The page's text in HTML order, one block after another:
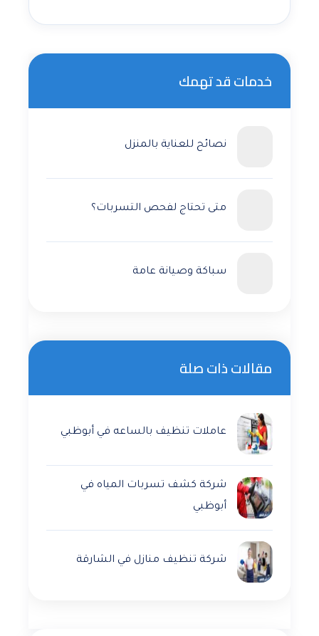
خدمات قد تهمك
نصائح للعناية بالمنزل
متى تحتاج لفحص التسربات؟
سباكة وصيانة عامة
مقالات ذات صلة
عاملات تنظيف بالساعه في أبوظبي
شركة كشف تسربات المياه في
أبوظبي
شركة تنظيف منازل في الشارقة